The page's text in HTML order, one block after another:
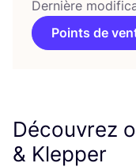
Dernière
Points de
Découvrez
& Klepper